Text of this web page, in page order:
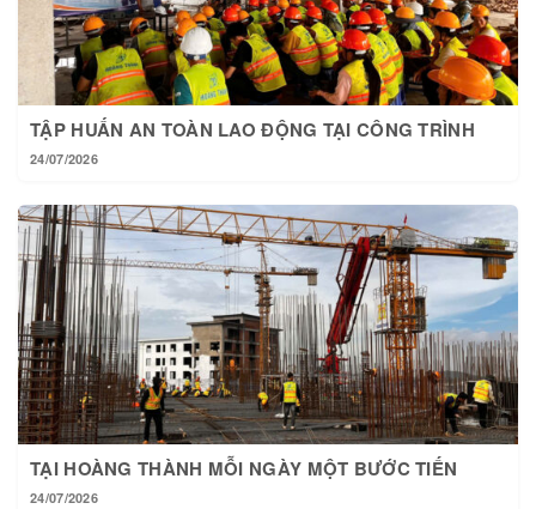
TẬP HUẤN AN TOÀN LAO ĐỘNG TẠI CÔNG TRÌNH
24/07/2026
TẠI HOÀNG THÀNH MỖI NGÀY MỘT BƯỚC TIẾN
24/07/2026